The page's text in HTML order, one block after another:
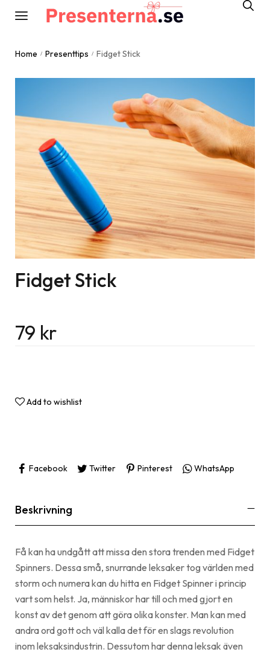
Home / Presenttips / Fidget Stick
Fidget Stick
79 kr
Add to wishlist
Facebook Twitter Pinterest WhatsApp
Beskrivning
Få kan ha undgått att missa den stora trenden med Fidget
Spinners. Dessa små, snurrande leksaker tog världen med
storm och numera kan du hitta en Fidget Spinner i princip
vart som helst. Ja, människor har till och med gjort en
konst av det genom att göra olika konster. Man kan med
andra ord gott och väl kalla det för en slags revolution
inom leksaksindustrin. Dessutom har denna leksak även